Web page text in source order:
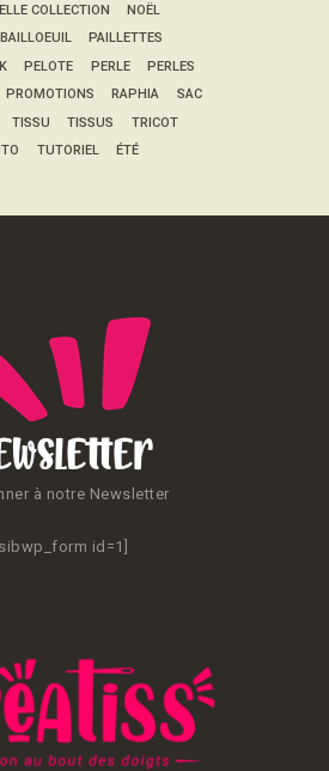
COLLECTION
NOËL
PAILLETTES
PELOTE PERLE
PERLES
PROMOTIONS RAPHIA
SAC
TISSU TISSUS
TRICOT
TUTORIEL ÉTÉ
à notre Newsletter
id=1]